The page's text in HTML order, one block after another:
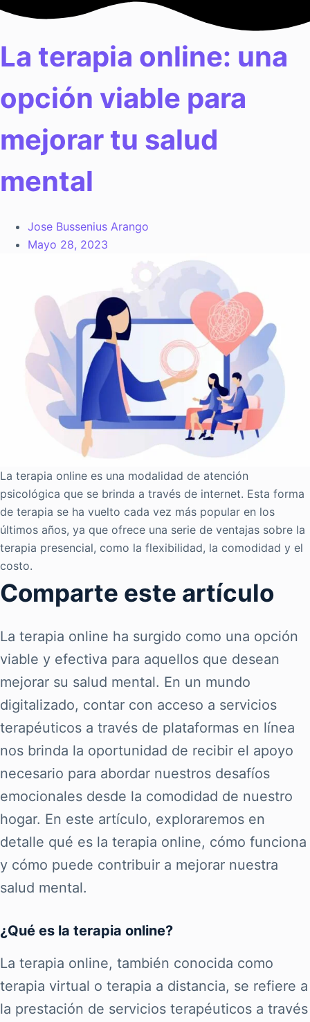
Saltar
contenido
La terapia online: una
opción viable para
mejorar tu salud
mental
Jose Bussenius Arango
Mayo 28, 2023
La terapia online es una modalidad de atención
psicológica que se brinda a través de internet. Esta forma
de terapia se ha vuelto cada vez más popular en los
últimos años, ya que ofrece una serie de ventajas sobre la
terapia presencial, como la flexibilidad, la comodidad y el
costo.
Comparte este artículo
La terapia online ha surgido como una opción
viable y efectiva para aquellos que desean
mejorar su salud mental. En un mundo
digitalizado, contar con acceso a servicios
terapéuticos a través de plataformas en línea
nos brinda la oportunidad de recibir el apoyo
necesario para abordar nuestros desafíos
emocionales desde la comodidad de nuestro
hogar. En este artículo, exploraremos en
detalle qué es la terapia online, cómo funciona
y cómo puede contribuir a mejorar nuestra
salud mental.
¿Qué es la terapia online?
La terapia online, también conocida como
terapia virtual o terapia a distancia, se refiere a
la prestación de servicios terapéuticos a través